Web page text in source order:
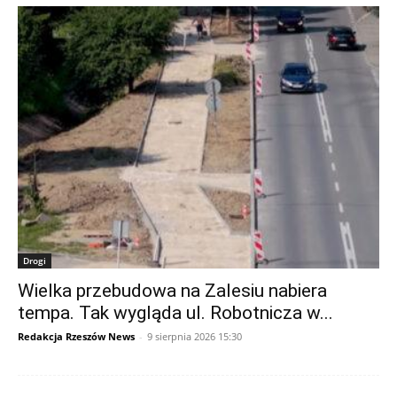
Drogi
Wielka przebudowa na Zalesiu nabiera
tempa. Tak wygląda ul. Robotnicza w...
Redakcja Rzeszów News - 9 sierpnia 2026 15:30